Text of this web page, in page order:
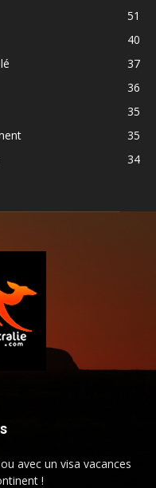
51
40
37
36
35
35
34
avec un visa vacances
!